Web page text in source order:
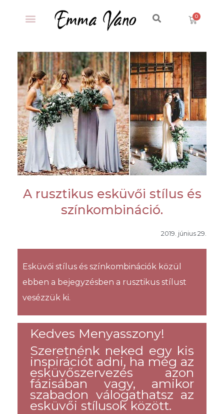
A rusztikus esküvői stílus és
színkombináció.
2019. június 29.
Esküvői stílus és színkombinációk közül
ebben a bejegyzésben a rusztikus stílust
vesézzük ki.
Kedves Menyasszony!
Szeretnénk neked egy kis
inspirációt adni, ha még az
esküvőszervezés azon
fázisában vagy, amikor
szabadon válogathatsz az
esküvői stílusok között.